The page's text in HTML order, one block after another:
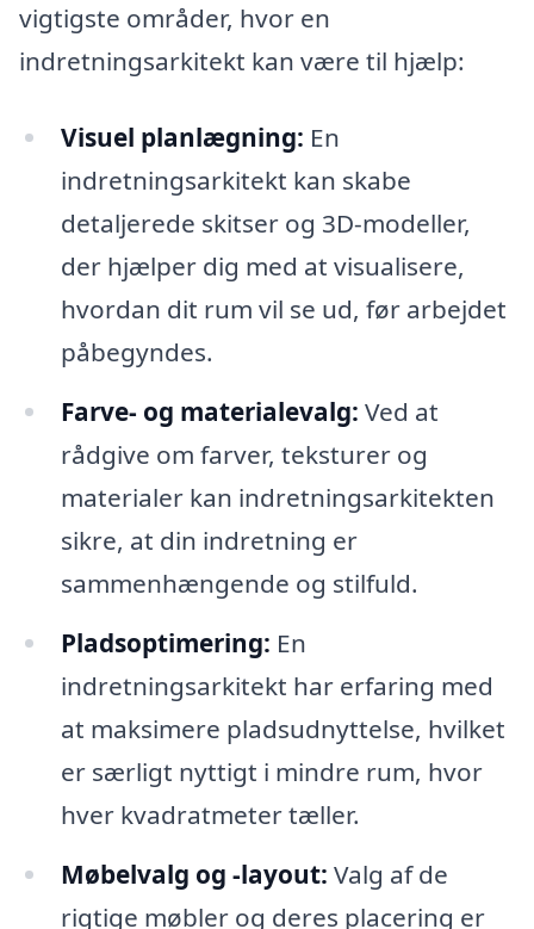
vigtigste områder, hvor en
indretningsarkitekt kan være til hjælp:
Visuel planlægning: En
indretningsarkitekt kan skabe
detaljerede skitser og 3D-modeller,
der hjælper dig med at visualisere,
hvordan dit rum vil se ud, før arbejdet
påbegyndes.
Farve- og materialevalg: Ved at
rådgive om farver, teksturer og
materialer kan indretningsarkitekten
sikre, at din indretning er
sammenhængende og stilfuld.
Pladsoptimering: En
indretningsarkitekt har erfaring med
at maksimere pladsudnyttelse, hvilket
er særligt nyttigt i mindre rum, hvor
hver kvadratmeter tæller.
Møbelvalg og -layout: Valg af de
rigtige møbler og deres placering er